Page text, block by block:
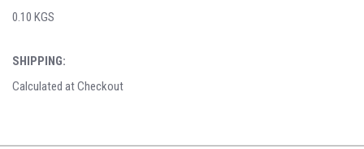
0.10 KGS
SHIPPING:
Calculated at Checkout